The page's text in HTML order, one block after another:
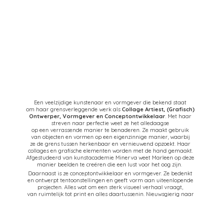
Een veelzijdige kunstenaar en vormgever die bekend staat
om haar grensverleggende werk als Collage Artiest, (Grafisch)
Ontwerper, Vormgever en Conceptontwikkelaar. Met haar
streven naar perfectie weet ze het alledaagse
op een verrassende manier te benaderen. Ze maakt gebruik
van objecten en vormen op een eigenzinnige manier, waarbij
ze de grens tussen herkenbaar en vernieuwend opzoekt. Haar
collages en grafische elementen worden met de hand gemaakt.
Afgestudeerd van kunstacademie Minerva weet Marleen op deze
manier beelden te creëren die een lust voor het oog zijn.
Daarnaast is ze conceptontwikkelaar en vormgever. Ze bedenkt
en ontwerpt tentoonstellingen en geeft vorm aan uiteenlopende
projecten. Alles wat om een sterk visueel verhaal vraagt,
van ruimtelijk tot print en alles daartussenin. Nieuwsgierig naar